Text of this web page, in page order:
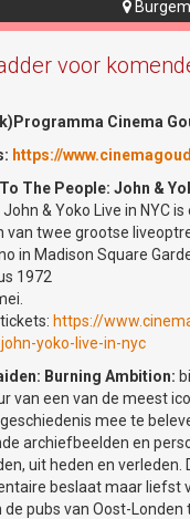
vandaag nog in via de
docenten
grammatica. Ook wordt
bestudeert.
op het juiste niveau
bent om de gekozen
dat er gemiddeld
dat je over
van boeken.
een indicatie. Je bent
de aanschafprijs. Als je
op

voor
Cinema
https://
The People: John &
John & Yoko Live in NYC
van twee grootse
in Madison Square
1972
https://
yoko-live-in-nyc
Burning Ambition:
van een van de meest
mee te
archiefbeelden en
uit heden en verleden.
beslaat maar liefst
de pubs van Oost-